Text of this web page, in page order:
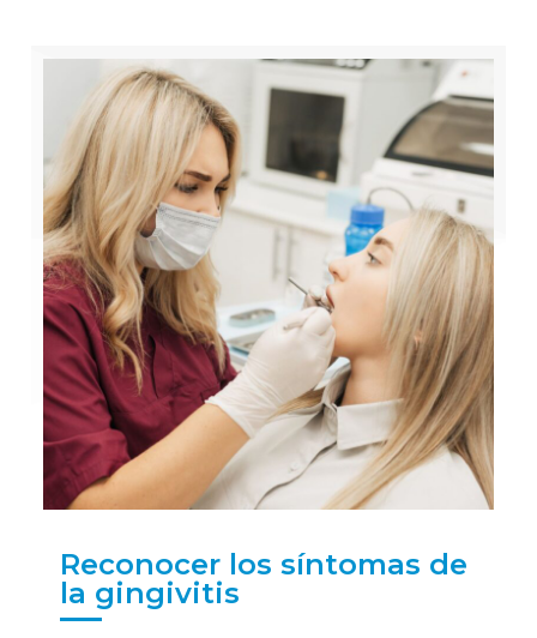
Reconocer los síntomas de
la gingivitis